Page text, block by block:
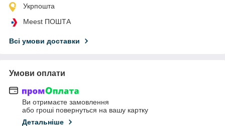
Укрпошта
Meest ПОШТА
Всі умови доставки
Умови оплати
Ви отримаєте замовлення
або гроші повернуться на вашу картку
Детальніше